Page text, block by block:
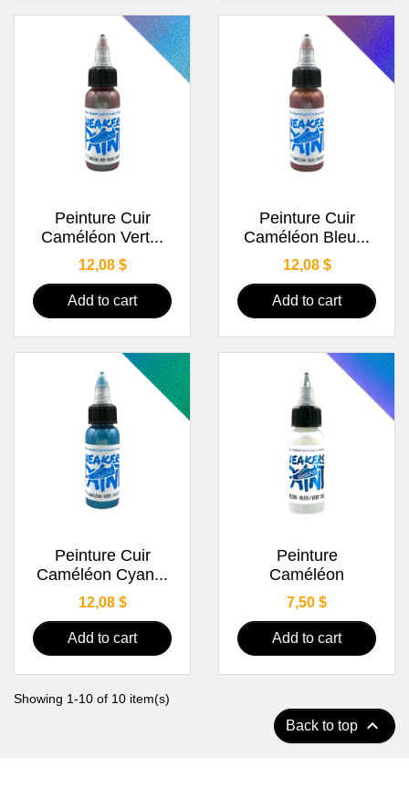
Peinture Cuir
Caméléon Vert...
Price
12,08 $
Add to cart
Peinture Cuir
Caméléon Bleu...
Price
12,08 $
Add to cart
Peinture Cuir
Caméléon Cyan...
Price
12,08 $
Add to cart
Peinture
Caméléon
Price
7,50 $
Add to cart
Showing 1-10 of 10 item(s)
Back to top 